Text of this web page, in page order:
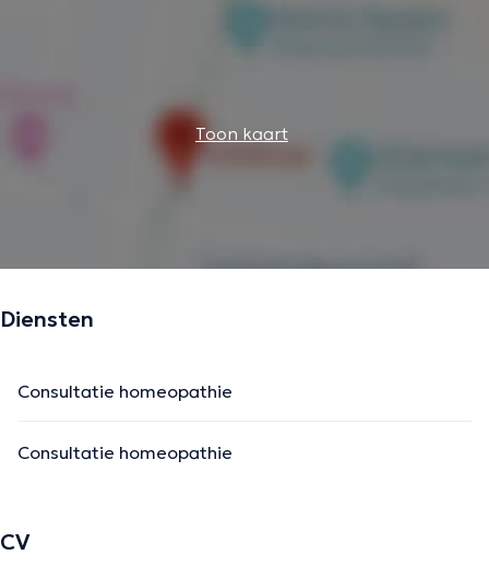
Toon kaart
Diensten
Consultatie homeopathie
Consultatie homeopathie
CV